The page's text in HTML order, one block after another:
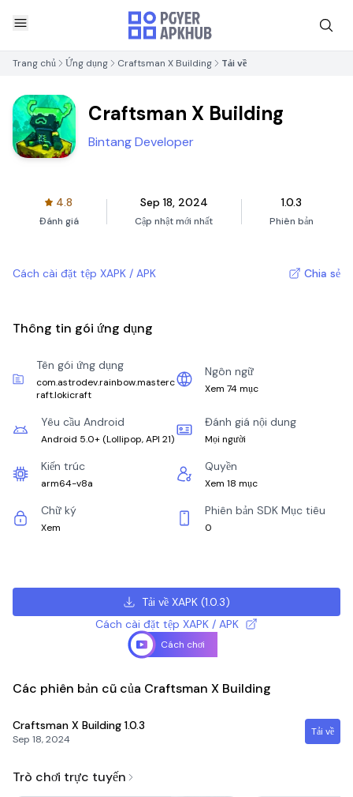
Trang chủ Ứng dụng Craftsman X Building Tải về
Craftsman X Building
Bintang Developer
4.8
Đánh giá
Sep 18, 2024
Cập nhật mới nhất
1.0.3
Phiên bản
Cách cài đặt tệp XAPK / APK Chia sẻ
Thông tin gói ứng dụng
Tên gói ứng dụng
com.astrodev.rainbow.masterc
raft.lokicraft
Ngôn ngữ
Xem 74 mục
Yêu cầu Android
Android 5.0+ (Lollipop, API 21)
Đánh giá nội dung
Mọi người
Kiến trúc
arm64-v8a
Quyền
Xem 18 mục
Chữ ký
Xem
Phiên bản SDK Mục tiêu
0
Tải về XAPK(1.0.3)
Cách cài đặt tệp XAPK / APK
Cách chơi
Các phiên bản cũ của Craftsman X Building
Craftsman X Building 1.0.3
Sep 18, 2024
Tải về
Trò chơi trực tuyến